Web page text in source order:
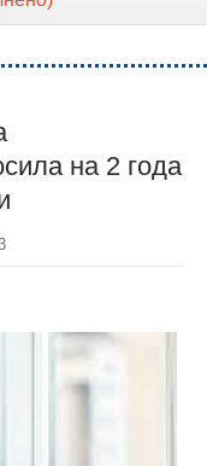
на 2 года